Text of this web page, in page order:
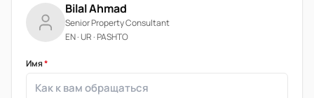
Bilal Ahmad
Senior Property Consultant
EN · UR · PASHTO
Имя*